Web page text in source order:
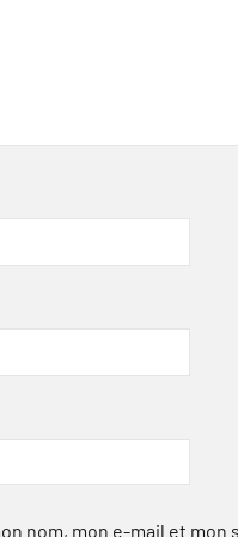
nom, mon e-mail et mon